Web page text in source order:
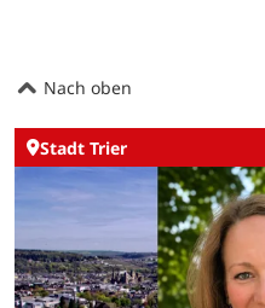
Nach oben
Stadt Trier